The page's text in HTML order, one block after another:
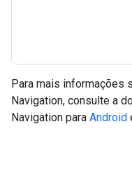
Para mais informações
Navigation, consulte a
Navigation para Android